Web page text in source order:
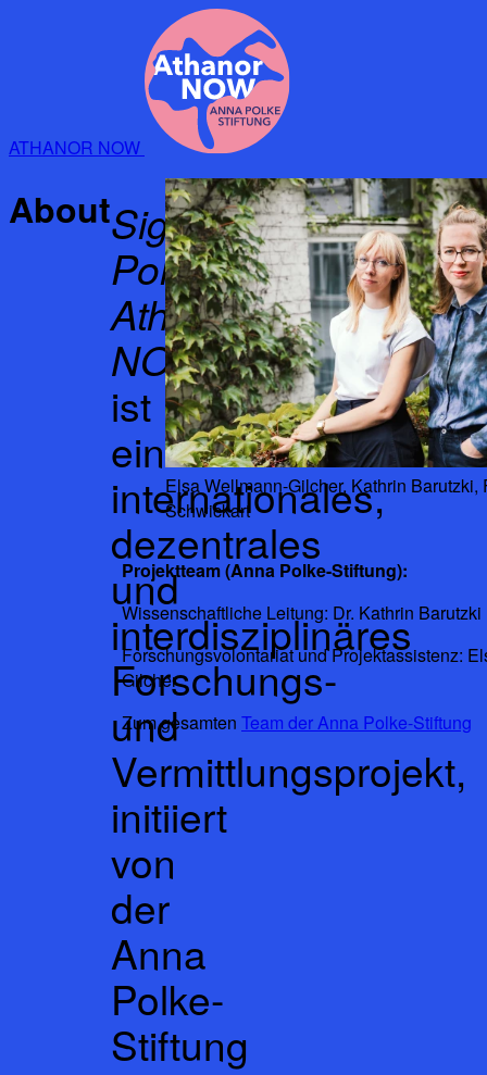
ATHANOR NOW
AboutSigmar
Polke.
Athanor
NOW
ist
ein
internationales,
dezentrales
und
interdisziplinäres
Forschungs-
und
Vermittlungsprojekt,
initiiert
von
der
Anna
Polke-
Stiftung
Elsa Wellmann-Gilcher, Kathrin Barutzki,
Schwickart
Projektteam (Anna Polke-Stiftung):
Wissenschaftliche Leitung: Dr. Kathrin Barutzki
Forschungsvolontariat und Projektassistenz:
Gilcher
Zum gesamten Team der Anna Polke-Stiftung